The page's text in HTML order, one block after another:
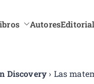
AutoresEditorial
Discovery › Las